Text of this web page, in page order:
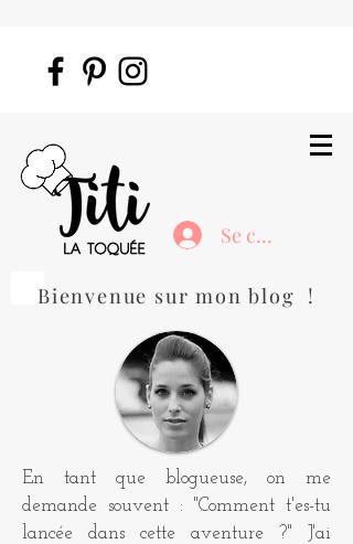
Se connecter
Bienvenue sur mon blog !
En tant que blogueuse, on me
demande souvent : "Comment t'es-tu
lancée dans cette aventure ?" J'ai